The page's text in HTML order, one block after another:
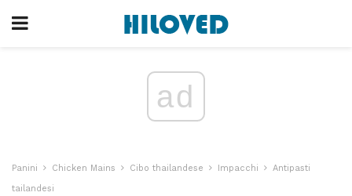
ad
Panini Chicken Mains Cibo thailandese Impacchi
Antipasti
tailandesi